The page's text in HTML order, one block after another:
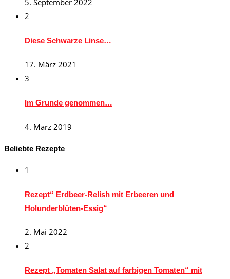
2
Diese Schwarze Linse…
17. März 2021
3
Im Grunde genommen…
4. März 2019
Beliebte Rezepte
1
Rezept“ Erdbeer-Relish mit Erbeeren und
Holunderblüten-Essig“
2. Mai 2022
2
Rezept „Tomaten Salat auf farbigen Tomaten“ mit